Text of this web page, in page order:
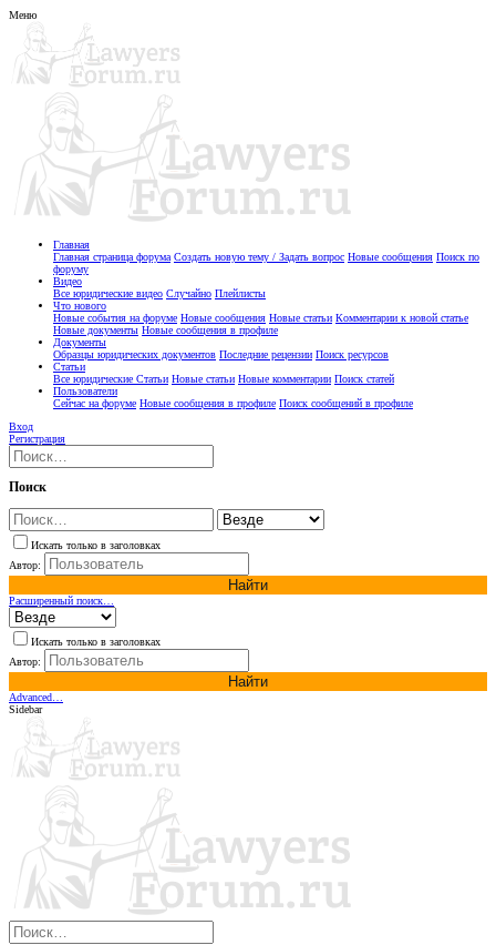
Меню
Главная
Главная страница форума Создать новую тему / Задать вопрос Новые сообщения Поиск по
форуму
Видео
Все юридические видео Случайно Плейлисты
Что нового
Новые события на форуме Новые сообщения Новые статьи Комментарии к новой статье
Новые документы Новые сообщения в профиле
Документы
Образцы юридических документов Последние рецензии Поиск ресурсов
Статьи
Все юридические Статьи Новые статьи Новые комментарии Поиск статей
Пользователи
Сейчас на форуме Новые сообщения в профиле Поиск сообщений в профиле
Вход
Регистрация
Поиск
Искать только в заголовках
Автор:
Найти
Расширенный поиск…
Искать только в заголовках
Автор:
Найти
Advanced…
Sidebar